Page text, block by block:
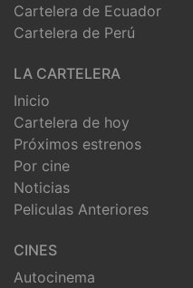
Cartelera de Ecuador
Cartelera de Perú
LA CARTELERA
Inicio
Cartelera de hoy
Próximos estrenos
Por cine
Noticias
Peliculas Anteriores
CINES
Autocinema